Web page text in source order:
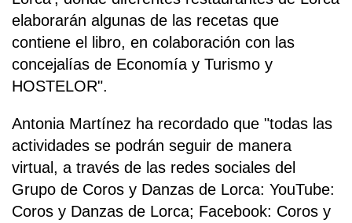
elaborarán algunas de las recetas que
contiene el libro, en colaboración con las
concejalías de Economía y Turismo y
HOSTELOR".
Antonia Martínez ha recordado que "todas las
actividades se podrán seguir de manera
virtual, a través de las redes sociales del
Grupo de Coros y Danzas de Lorca: YouTube:
Coros y Danzas de Lorca; Facebook: Coros y